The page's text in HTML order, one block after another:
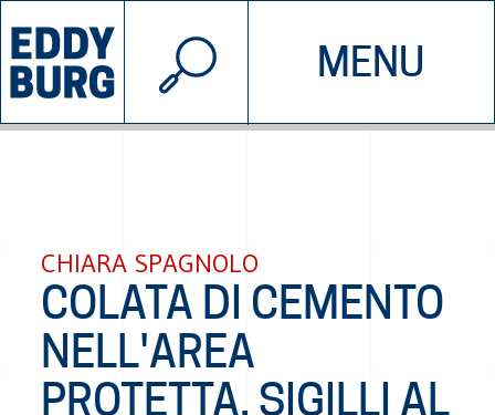
MENU
INIZIATIVE CHI SIAMO
© 2026 EDDYBURG
CHIARA SPAGNOLO
COLATA DI CEMENTO
NELL'AREA
PROTETTA. SIGILLI AL